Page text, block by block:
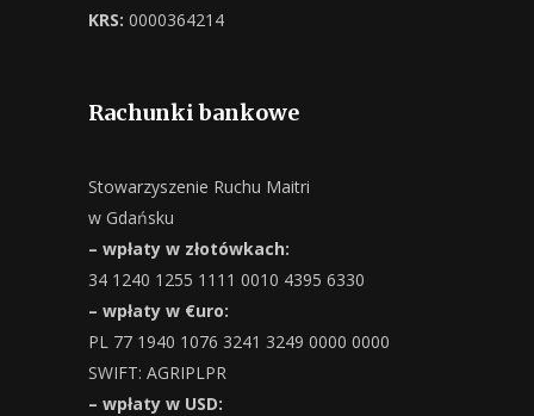
KRS: 0000364214
Rachunki bankowe
Stowarzyszenie Ruchu Maitri
w Gdańsku
– wpłaty w złotówkach:
34 1240 1255 1111 0010 4395 6330
– wpłaty w €uro:
PL 77 1940 1076 3241 3249 0000 0000
SWIFT: AGRIPLPR
– wpłaty w USD: